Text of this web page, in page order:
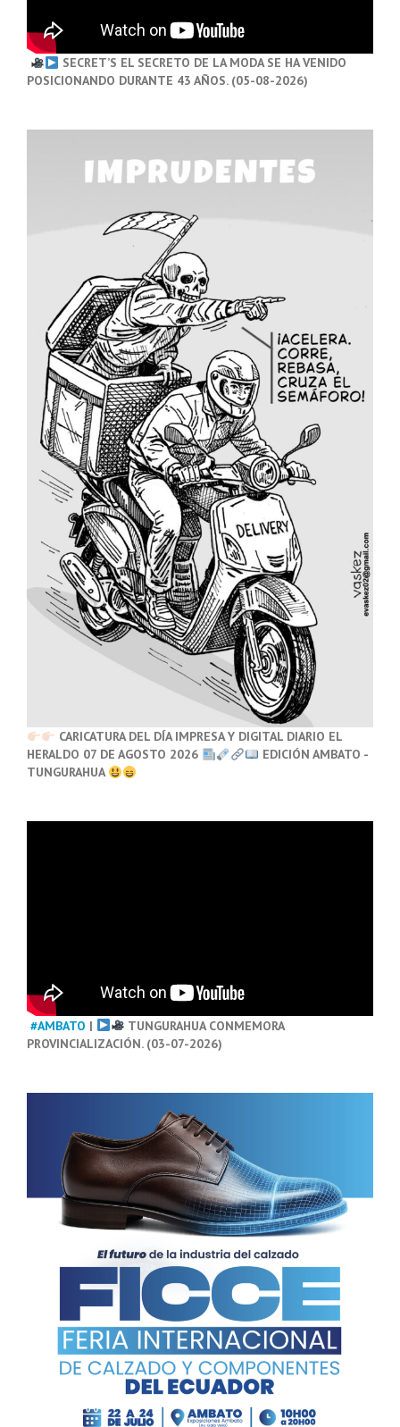
SECRET’S EL SECRETO DE LA MODA SE HA VENIDO
POSICIONANDO DURANTE 43 AÑOS. (05-08-2026)
CARICATURA DEL DÍA IMPRESA Y DIGITAL DIARIO EL
HERALDO 07 DE AGOSTO 2026
EDICIÓN AMBATO -
TUNGURAHUA
#AMBATO |
TUNGURAHUA CONMEMORA
PROVINCIALIZACIÓN. (03-07-2026)